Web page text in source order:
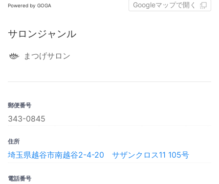
Powered by GOGA Googleマップで開く
サロンジャンル
まつげサロン
郵便番号
343-0845
住所
埼玉県越谷市南越谷2-4-20 サザンクロス11 105号
電話番号